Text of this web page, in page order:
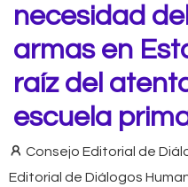
necesidad
armas en
raíz del
escuela
Consejo Editorial de
Editorial de Diálogos